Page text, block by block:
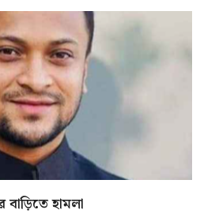
হামলা